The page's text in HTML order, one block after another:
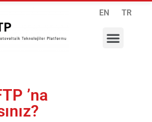
EN TR
’na